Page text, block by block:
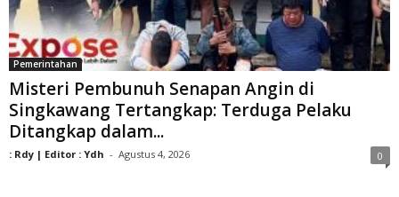
Pemerintahan
Misteri Pembunuh Senapan Angin di
Singkawang Tertangkap: Terduga Pelaku
Ditangkap dalam...
: Rdy | Editor : Ydh - Agustus 4, 2026 0